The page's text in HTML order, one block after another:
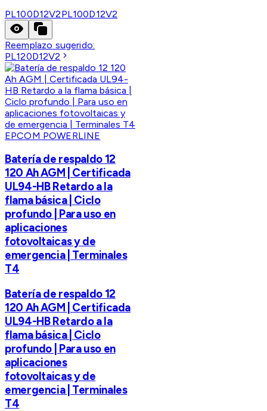
PL100D12V2PL100D12V2
Reemplazo sugerido:
PL120D12V2
EPCOM POWERLINE
Batería de respaldo 12
120 Ah AGM | Certificada
UL94-HB Retardo a la
flama básica | Ciclo
profundo | Para uso en
aplicaciones
fotovoltaicas y de
emergencia | Terminales
T4
Batería de respaldo 12
120 Ah AGM | Certificada
UL94-HB Retardo a la
flama básica | Ciclo
profundo | Para uso en
aplicaciones
fotovoltaicas y de
emergencia | Terminales
T4